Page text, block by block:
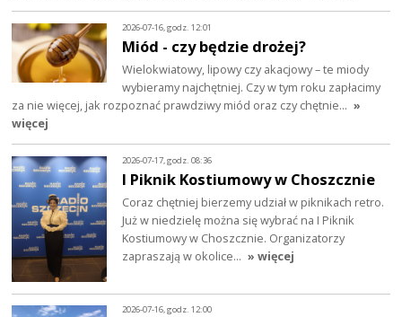
2026-07-16, godz. 12:01
Miód - czy będzie drożej?
Wielokwiatowy, lipowy czy akacjowy – te miody
wybieramy najchętniej. Czy w tym roku zapłacimy
za nie więcej, jak rozpoznać prawdziwy miód oraz czy chętnie… »
więcej
2026-07-17, godz. 08:36
I Piknik Kostiumowy w Choszcznie
Coraz chętniej bierzemy udział w piknikach retro.
Już w niedzielę można się wybrać na I Piknik
Kostiumowy w Choszcznie. Organizatorzy
zapraszają w okolice… » więcej
2026-07-16, godz. 12:00